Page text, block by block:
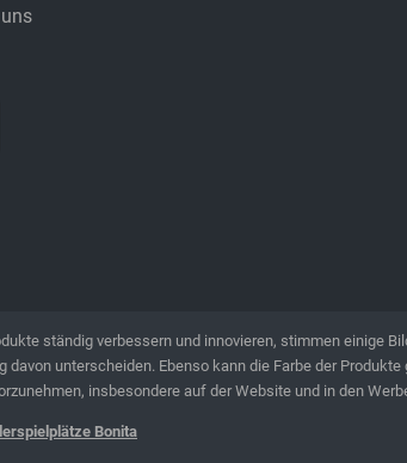
ständig verbessern und innovieren, stimmen einige
davon unterscheiden. Ebenso kann die Farbe der
insbesondere auf der Website und in den
Bonita